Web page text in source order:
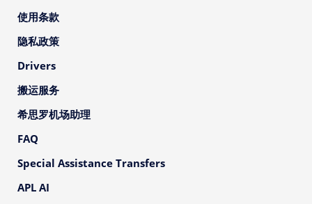
使用条款
隐私政策
Drivers
搬运服务
希思罗机场助理
FAQ
Special Assistance Transfers
APL AI